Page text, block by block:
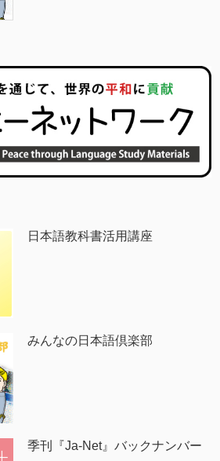
日本語教科書活用講座
みんなの日本語倶楽部
季刊『Ja-Net』バックナンバー